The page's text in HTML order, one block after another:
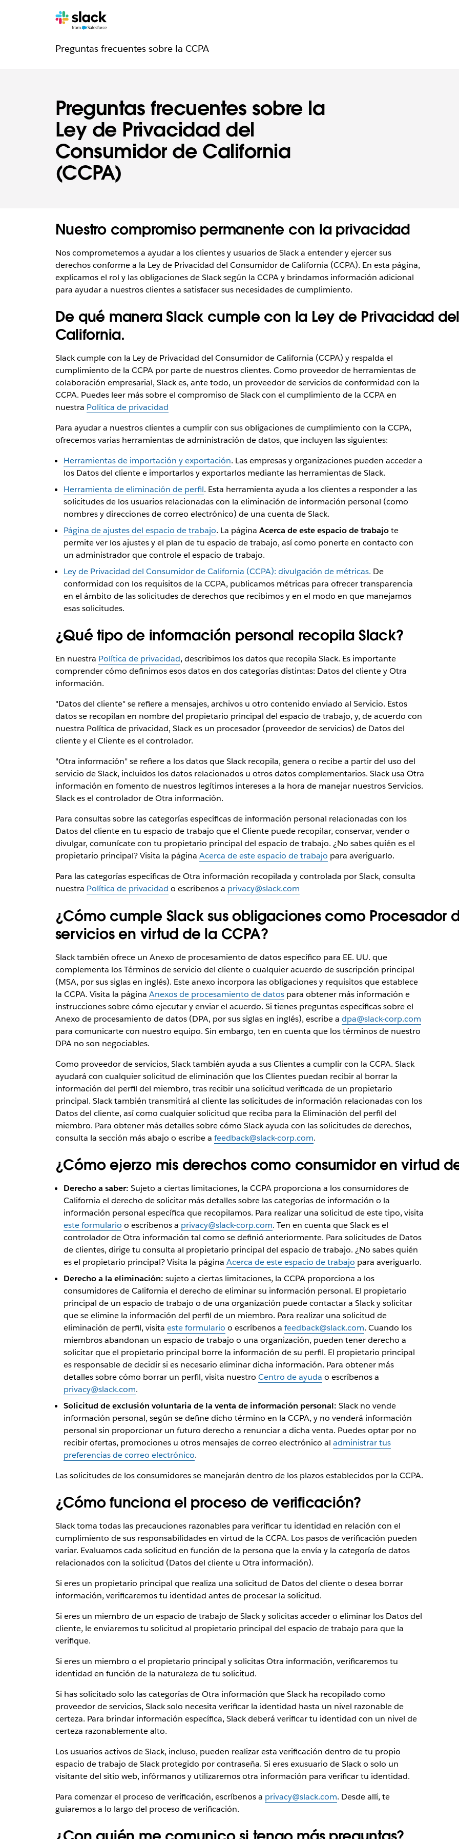
Preguntas frecuentes sobre la
Ley de Privacidad del
Consumidor de California
(CCPA)
Páginas
Preguntas frecuentes sobre la CCPAadicionales
Nuestro compromiso permanente con la privacidad
Nos comprometemos a ayudar a los clientes y usuarios de Slack a entender y ejercer sus
derechos conforme a la Ley de Privacidad del Consumidor de California (CCPA). En esta página,
explicamos el rol y las obligaciones de Slack según la CCPA y brindamos información adicional
para ayudar a nuestros clientes a satisfacer sus necesidades de cumplimiento.
De qué manera Slack cumple con la Ley de Privacidad
California.
Slack cumple con la Ley de Privacidad del Consumidor de California (CCPA) y respalda el
cumplimiento de la CCPA por parte de nuestros clientes. Como proveedor de herramientas de
colaboración empresarial, Slack es, ante todo, un proveedor de servicios de conformidad con la
CCPA. Puedes leer más sobre el compromiso de Slack con el cumplimiento de la CCPA en
nuestra Política de privacidad
Para ayudar a nuestros clientes a cumplir con sus obligaciones de cumplimiento con la CCPA,
ofrecemos varias herramientas de administración de datos, que incluyen las siguientes:
Herramientas de importación y exportación. Las empresas y organizaciones pueden acceder a
los Datos del cliente e importarlos y exportarlos mediante las herramientas de Slack.
Herramienta de eliminación de perfil. Esta herramienta ayuda a los clientes a responder a las
solicitudes de los usuarios relacionadas con la eliminación de información personal (como
nombres y direcciones de correo electrónico) de una cuenta de Slack.
Página de ajustes del espacio de trabajo. La página Acerca de este espacio de trabajote
permite ver los ajustes y el plan de tu espacio de trabajo, así como ponerte en contacto con
un administrador que controle el espacio de trabajo.
Ley de Privacidad del Consumidor de California (CCPA): divulgación de métricas. De
conformidad con los requisitos de la CCPA, publicamos métricas para ofrecer transparencia
en el ámbito de las solicitudes de derechos que recibimos y en el modo en que manejamos
esas solicitudes.
¿Qué tipo de información personal recopila Slack?
En nuestra Política de privacidad, describimos los datos que recopila Slack. Es importante
comprender cómo definimos esos datos en dos categorías distintas: Datos del cliente y Otra
información.
"Datos del cliente" se refiere a mensajes, archivos u otro contenido enviado al Servicio. Estos
datos se recopilan en nombre del propietario principal del espacio de trabajo, y, de acuerdo con
nuestra Política de privacidad, Slack es un procesador (proveedor de servicios) de Datos del
cliente y el Cliente es el controlador.
"Otra información" se refiere a los datos que Slack recopila, genera o recibe a partir del uso del
servicio de Slack, incluidos los datos relacionados u otros datos complementarios. Slack usa Otra
información en fomento de nuestros legítimos intereses a la hora de manejar nuestros Servicios.
Slack es el controlador de Otra información.
Para consultas sobre las categorías específicas de información personal relacionadas con los
Datos del cliente en tu espacio de trabajo que el Cliente puede recopilar, conservar, vender o
divulgar, comunícate con tu propietario principal del espacio de trabajo. ¿No sabes quién es el
propietario principal? Visita la página Acerca de este espacio de trabajo para averiguarlo.
Para las categorías específicas de Otra información recopilada y controlada por Slack, consulta
nuestra Política de privacidad o escríbenos a privacy@slack.com
¿Cómo cumple Slack sus obligaciones como Procesador
servicios en virtud de la CCPA?
Slack también ofrece un Anexo de procesamiento de datos específico para EE. UU. que
complementa los Términos de servicio del cliente o cualquier acuerdo de suscripción principal
(MSA, por sus siglas en inglés). Este anexo incorpora las obligaciones y requisitos que establece
la CCPA. Visita la página Anexos de procesamiento de datospara obtener más información e
instrucciones sobre cómo ejecutar y enviar el acuerdo. Si tienes preguntas específicas sobre el
Anexo de procesamiento de datos (DPA, por sus siglas en inglés), escribe a dpa@slack-corp.com
para comunicarte con nuestro equipo. Sin embargo, ten en cuenta que los términos de nuestro
DPA no son negociables.
Como proveedor de servicios, Slack también ayuda a sus Clientes a cumplir con la CCPA. Slack
ayudará con cualquier solicitud de eliminación que los Clientes puedan recibir al borrar la
información del perfil del miembro, tras recibir una solicitud verificada de un propietario
principal. Slack también transmitirá al cliente las solicitudes de información relacionadas con los
Datos del cliente, así como cualquier solicitud que reciba para la Eliminación del perfil del
miembro. Para obtener más detalles sobre cómo Slack ayuda con las solicitudes de derechos,
consulta la sección más abajo o escribe a feedback@slack-corp.com.
¿Cómo ejerzo mis derechos como consumidor en virtud
Derecho a saber: Sujeto a ciertas limitaciones, la CCPA proporciona a los consumidores de
California el derecho de solicitar más detalles sobre las categorías de información o la
información personal específica que recopilamos. Para realizar una solicitud de este tipo, visita
este formulario o escríbenos a privacy@slack-corp.com. Ten en cuenta que Slack es el
controlador de Otra información tal como se definió anteriormente. Para solicitudes de Datos
de clientes, dirige tu consulta al propietario principal del espacio de trabajo. ¿No sabes quién
es el propietario principal? Visita la página Acerca de este espacio de trabajo para averiguarlo.
Derecho a la eliminación: sujeto a ciertas limitaciones, la CCPA proporciona a los
consumidores de California el derecho de eliminar su información personal. El propietario
principal de un espacio de trabajo o de una organización puede contactar a Slack y solicitar
que se elimine la información del perfil de un miembro. Para realizar una solicitud de
eliminación de perfil, visita este formulario o escríbenos a feedback@slack.com. Cuando los
miembros abandonan un espacio de trabajo o una organización, pueden tener derecho a
solicitar que el propietario principal borre la información de su perfil. El propietario principal
es responsable de decidir si es necesario eliminar dicha información. Para obtener más
detalles sobre cómo borrar un perfil, visita nuestro Centro de ayuda o escríbenos a
privacy@slack.com.
Solicitud de exclusión voluntaria de la venta de información personal: Slack no vende
información personal, según se define dicho término en la CCPA, y no venderá información
personal sin proporcionar un futuro derecho a renunciar a dicha venta. Puedes optar por no
recibir ofertas, promociones u otros mensajes de correo electrónico al administrar tus
preferencias de correo electrónico.
Las solicitudes de los consumidores se manejarán dentro de los plazos establecidos por la CCPA.
¿Cómo funciona el proceso de verificación?
Slack toma todas las precauciones razonables para verificar tu identidad en relación con el
cumplimiento de sus responsabilidades en virtud de la CCPA. Los pasos de verificación pueden
variar. Evaluamos cada solicitud en función de la persona que la envía y la categoría de datos
relacionados con la solicitud (Datos del cliente u Otra información).
Si eres un propietario principal que realiza una solicitud de Datos del cliente o desea borrar
información, verificaremos tu identidad antes de procesar la solicitud.
Si eres un miembro de un espacio de trabajo de Slack y solicitas acceder o eliminar los Datos del
cliente, le enviaremos tu solicitud al propietario principal del espacio de trabajo para que la
verifique.
Si eres un miembro o el propietario principal y solicitas Otra información, verificaremos tu
identidad en función de la naturaleza de tu solicitud.
Si has solicitado solo las categorías de Otra información que Slack ha recopilado como
proveedor de servicios, Slack solo necesita verificar la identidad hasta un nivel razonable de
certeza. Para brindar información específica, Slack deberá verificar tu identidad con un nivel de
certeza razonablemente alto.
Los usuarios activos de Slack, incluso, pueden realizar esta verificación dentro de tu propio
espacio de trabajo de Slack protegido por contraseña. Si eres exusuario de Slack o solo un
visitante del sitio web, infórmanos y utilizaremos otra información para verificar tu identidad.
Para comenzar el proceso de verificación, escríbenos a privacy@slack.com. Desde allí, te
guiaremos a lo largo del proceso de verificación.